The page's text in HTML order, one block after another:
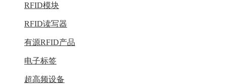
RFID模块
RFID读写器
有源RFID产品
电子标签
超高频设备